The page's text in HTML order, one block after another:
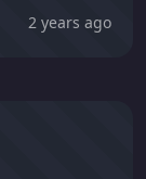
2 years ago